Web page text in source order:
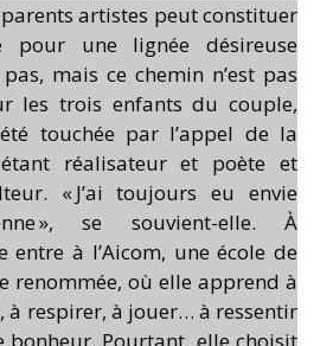
artistes peut constituer
pour une lignée désireuse
mais ce chemin n’est pas
les trois enfants du couple,
touchée par l’appel de la
réalisateur et poète et
« J’ai toujours eu envie
», se souvient-elle. À
entre à l’Aicom, une école de
renommée, où elle apprend à
à respirer, à jouer… à ressentir